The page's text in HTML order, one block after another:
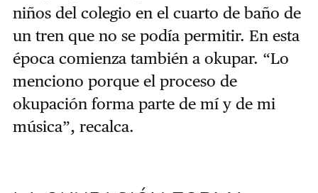
niños del colegio en el cuarto de baño de
un tren que no se podía permitir. En esta
época comienza también a okupar. “Lo
menciono porque el proceso de
okupación forma parte de mí y de mi
música”, recalca.